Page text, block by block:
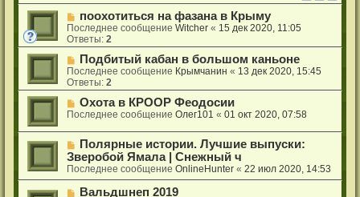
поохотиться на фазана в Крыму
Последнее сообщениеWitcher « 15 дек 2020, 11:05
Ответы:2
Подбитый кабан в большом каньоне
Последнее сообщение Крымчанин « 13 дек 2020, 15:45
Ответы:2
Охота в КРООР Феодосии
Последнее сообщениеОлег101 «01 окт 2020, 07:58
Полярные истории. Лучшие выпуски:
Зверобой Ямала | Снежный ч
Последнее сообщениеOnlineHunter «22 июл 2020, 14:53
Вальдшнеп 2019